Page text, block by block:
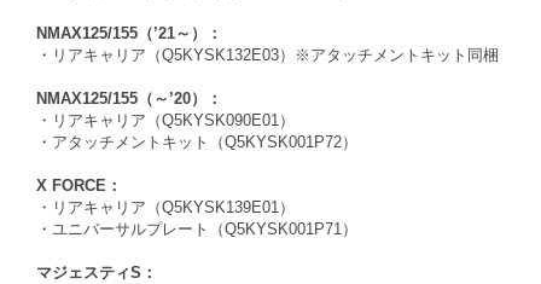
NMAX125/155（’21～）：
・リアキャリア（Q5KYSK132E03）※アタッチメントキット同梱
NMAX125/155（～’20）：
・リアキャリア（Q5KYSK090E01）
・アタッチメントキット（Q5KYSK001P72）
X FORCE：
・リアキャリア（Q5KYSK139E01）
・ユニバーサルプレート（Q5KYSK001P71）
マジェスティS：